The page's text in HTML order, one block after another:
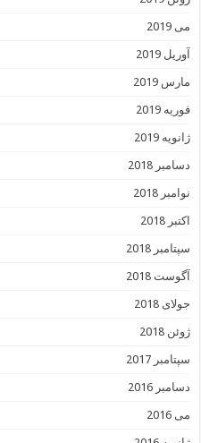
می 2019
آوریل 2019
مارس 2019
فوریه 2019
ژانویه 2019
دسامبر 2018
نوامبر 2018
اکتبر 2018
سپتامبر 2018
آگوست 2018
جولای 2018
ژوئن 2018
سپتامبر 2017
دسامبر 2016
می 2016